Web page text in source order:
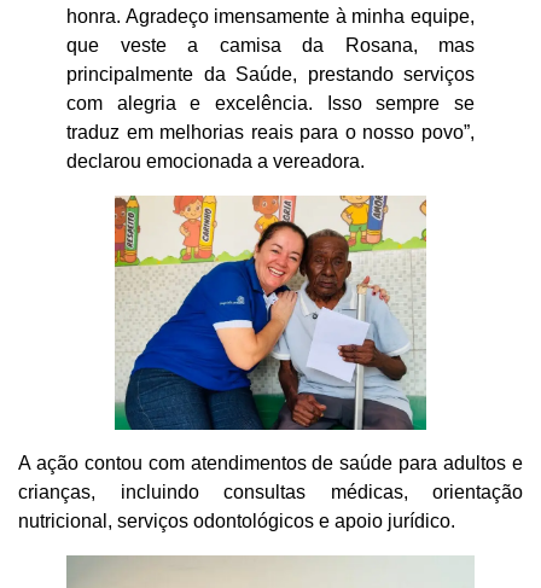
honra. Agradeço imensamente à minha equipe,
que veste a camisa da Rosana, mas
principalmente da Saúde, prestando serviços
com alegria e excelência. Isso sempre se
traduz em melhorias reais para o nosso povo”,
declarou emocionada a vereadora.
A ação contou com atendimentos de saúde para adultos e
crianças, incluindo consultas médicas, orientação
nutricional, serviços odontológicos e apoio jurídico.